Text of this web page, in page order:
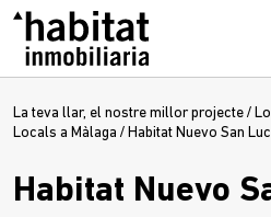
La teva llar, el nostre millor projecte /
Locals a Màlaga / Habitat Nuevo San
Habitat Nuevo